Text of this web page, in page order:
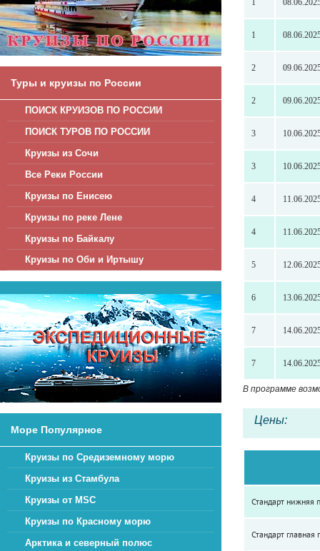
Туры и круизы по России
ПОИСК КРУИЗОВ ПО РОССИИ
ПОИСК ТУРОВ ПО РОССИИ
Круизы из Сочи
Все Реки России
Круизы по Енисею
Круизы по реке Лене
Круизы по Байкалу
Круизы по Оби и Иртышу
Море Популярное
Круизы по Средиземному морю
Круизы из Стамбула
Круизы от MSC
Круизы по Красному морю
Арктика и северный полюс
1
2
2
3
3
4
4
5
6
7
7
В программе
Цены:
Стандарт нижняя
Стандарт главная